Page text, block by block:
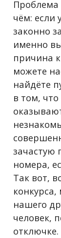
Проблема
чём: если
законно
именно
причина
можете
найдёте
в том,
зачастую
номера,
Так вот,
нашего
человек,
отключке.